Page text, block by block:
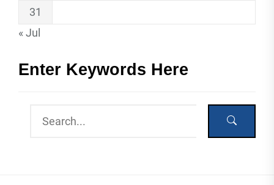
31
« Jul
Enter Keywords Here